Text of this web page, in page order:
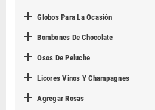
 Globos Para La Ocasión
 Bombones De Chocolate
 Osos De Peluche
 Licores Vinos Y Champagnes
 Agregar Rosas